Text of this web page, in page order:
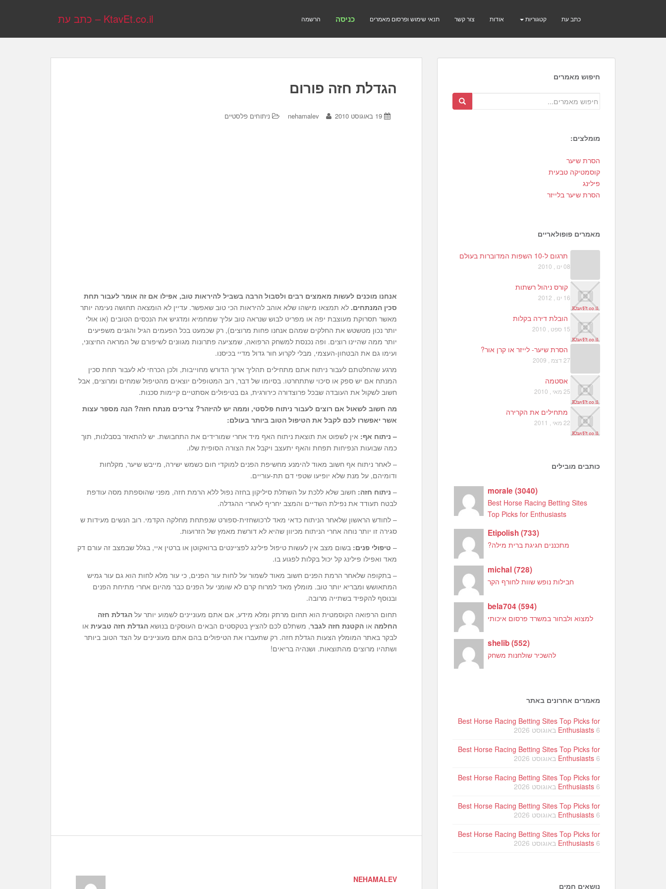
KtavEt.co.il – כתב עת הרשמה כניסה תנאי שימוש ופרסום מאמרים צור קשר אודות קטגוריות כתב עת
הגדלת חזה פורום
19 באוגוסט 2010 nehamalev ניתוחים פלסטיים
אנחנו מוכנים לעשות מאמצים רבים ולסבול הרבה בשביל להיראות טוב, אפילו אם זה אומר לעבור תחת
סכין המנתחים. לא תמצאו מישהו שלא אוהב להיראות הכי טוב שאפשר. עדיין לא הומצאה תחושה נעימה יותר
מאשר תסרוקת מעוצבת יפה או מפריט לבוש שנראה טוב עליך שמחמיא ומדגיש את הנכסים הטובים (או אולי
יותר נכון מטשטש את החלקים שמהם אנחנו פחות מרוצים), רק שכמעט בכל הפעמים הגיל והגנים משפיעים
יותר ממה שהיינו רוצים. ופה נכנסת למשחק הרפואה, שמציעה פתרונות מגוונים לשיפורם של המראה החיצוני,
ועימו גם את הבטחון-העצמי, מבלי לקרוע חור גדול מדיי בכיסנו.
מרגע שהחלטתם לעבור ניתוח אתם מתחילים תהליך ארוך הדורש מחוייבות, ולכן הכרחי לא לעבור תחת סכין
המנתח אם יש ספק או סיכוי שתתחרטו. בסיומו של דבר, רוב המטופלים יוצאים מהטיפול שמחים ומרוצים, אבל
חשוב לשקול את העובדה שבכל פרוצדורה כירורגית, גם בטיפולים אסתטיים קיימות סכנות.
מה חשוב לשאול אם רוצים לעבור ניתוח פלסטי, וממה יש להיזהר? צריכים מנתח חזה? הנה מספר עצות
אשר יאפשרו לכם לקבל את הטיפול הטוב ביותר בעולם:
– ניתוח אף: אין לשפוט את תוצאת ניתוח האף מיד אחרי שמורידים את התחבושת. יש להתאזר בסבלנות, תוך
כמה שבועות הנפיחות תפחת והאף יתעצב ויקבל את הצורה הסופית שלו.
– לאחר ניתוח אף חשוב מאוד להימנע מחשיפת הפנים למוקדי חום כשמש ישירה, מייבש שיער, מקלחות
ודומיהם, על מנת שלא יופיעו שטפי דם תת-עוריים.
– ניתוח חזה: חשוב שלא ללכת על השתלת סיליקון בחזה נפול ללא הרמת חזה, מפני שהוספתת מסה עודפת
לבטח תעודד את נפילת השדיים והמצב יחריף לאחרי ההגדלה.
– לחודש הראשון שלאחר הניתוח כדאי מאד לרכושחזית-ספורט שנפתחת מחלקה הקדמי. רוב הנשים מעידות ש
סגירה זו יותר נוחה אחרי הניתוח מכיוון שהיא לא דורשת מאמץ של הזרועות.
– טיפולי פנים: בשום מצב אין לעשות טיפול פילינג לפציינטים ברואקוטן או ברטין איי, בגלל שבמצב זה עורם דק
מאד ואפילו פילינג קל יכול בקלות לפגוע בו.
– בתקופה שלאחר הרמת הפנים חשוב מאוד לשמור על לחות עור הפנים, כי עור מלא לחות הוא גם עור גמיש
המתאושש ומבריא יותר טוב. מומלץ מאד למרוח קרם לא שומני על הפנים כבר מהיום אחרי מתיחת הפנים
ובנוסף להקפיד בשתייה מרובה.
תחום הרפואה הקוסמטית הוא תחום מרתק ומלא מידע, אם אתם מעוניינים לשמוע יותר על הגדלת חזה
החלמה או הקטנת חזה לגבר, משתלם לכם להציץ בטקסטים הבאים העוסקים בנושא הגדלת חזה טבעית או
לבקר באתר המומלץ הצעות הגדלת חזה. רק שתעברו את הטיפולים בהם אתם מעוניינים על הצד הטוב ביותר
ושתהיו מרוצים מהתוצאות. ושנהיה בריאים!
NEHAMALEV
חיפוש מאמרים
מומלצים:
2
0
הסרת שיער
קוסמטיקה טבעית
פילינג
הסרת שיער בלייזר
מאמרים פופולאריים
תרגום ל-10 השפות המדוברות בעולם
08 ינו , 2010
קורס ניהול רשתות
16 ינו , 2012
הובלת דירה בקלות
15 ספט , 2010
הסרת שיער- לייזר או קרן אור?
27 דצמ , 2009
אסטמה
25 מאי , 2010
מתחילים את הקרירה
22 מאי , 2011
כותבים מובילים
morale(3040)
Best Horse Racing Betting Sites
Top Picks for Enthusiasts
Etipolish(733)
מתכננים חגיגת ברית מילה?
michal(728)
חבילות נופש שוות לחורף הקר
bela704(594)
למצוא ולבחור במשרד פרסום איכותי
shelib(552)
להשכיר שולחנות משחק
מאמרים אחרונים באתר
Best Horse Racing Betting Sites Top Picks for
Enthusiasts 6 באוגוסט 2026
Best Horse Racing Betting Sites Top Picks for
Enthusiasts 6 באוגוסט 2026
Best Horse Racing Betting Sites Top Picks for
Enthusiasts 6 באוגוסט 2026
Best Horse Racing Betting Sites Top Picks for
Enthusiasts 6 באוגוסט 2026
Best Horse Racing Betting Sites Top Picks for
Enthusiasts 6 באוגוסט 2026
נושאים חמים